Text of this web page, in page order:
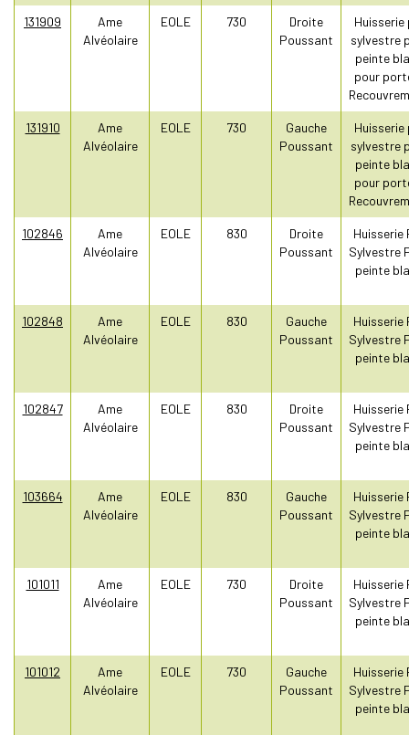
131909
Ame
Alvéolaire
EOLE 730
Droite
Poussant
Huisserie
sylvestre
peinte
pour
131910
Ame
Alvéolaire
EOLE 730
Gauche
Poussant
Huisserie
sylvestre
peinte
pour
102846
Ame
Alvéolaire
EOLE 830
Droite
Poussant
Huisserie
Sylvestre
peinte
102848
Ame
Alvéolaire
EOLE 830
Gauche
Poussant
Huisserie
Sylvestre
peinte
102847
Ame
Alvéolaire
EOLE 830
Droite
Poussant
Huisserie
Sylvestre
peinte
103664
Ame
Alvéolaire
EOLE 830
Gauche
Poussant
Huisserie
Sylvestre
peinte
101011
Ame
Alvéolaire
EOLE 730
Droite
Poussant
Huisserie
Sylvestre
peinte
101012
Ame
Alvéolaire
EOLE 730
Gauche
Poussant
Huisserie
Sylvestre
peinte